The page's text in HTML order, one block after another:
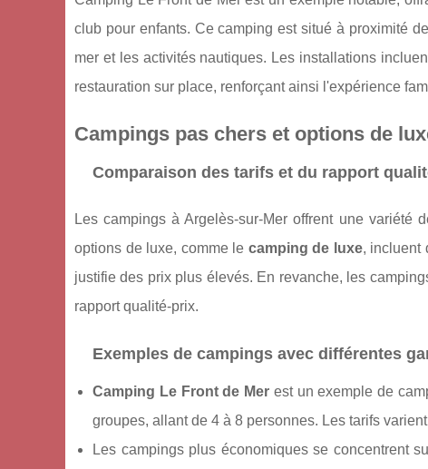
club pour enfants. Ce camping est situé à proximité
mer et les activités nautiques. Les installations
restauration sur place, renforçant ainsi l'expérience
Campings pas chers et options de
Comparaison des tarifs et du rapport
Les campings à Argelès-sur-Mer offrent une
options de luxe, comme le camping de luxe, incluent
justifie des prix plus élevés. En revanche, les
rapport qualité-prix.
Exemples de campings avec différentes
Camping Le Front de Mer est un exemple de
groupes, allant de 4 à 8 personnes. Les tarifs
Les campings plus économiques se concentrent